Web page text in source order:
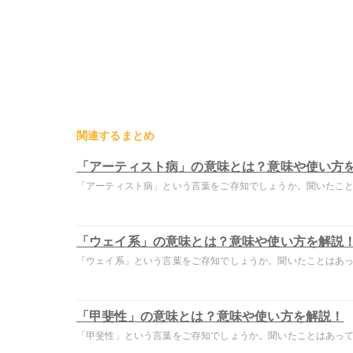
関連するまとめ
「アーティスト病」の意味とは？意味や使い方
「アーティスト病」という言葉をご存知でしょうか。聞いたこ
「ウェイ系」の意味とは？意味や使い方を解説！
「ウェイ系」という言葉をご存知でしょうか。聞いたことはあ
「甲斐性」の意味とは？意味や使い方を解説！
「甲斐性」という言葉をご存知でしょうか。聞いたことはあっ